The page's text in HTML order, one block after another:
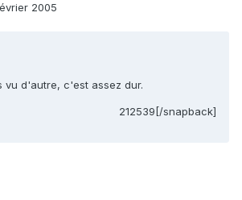
2005
vu d'autre, c'est assez dur.
212539[/snapback]